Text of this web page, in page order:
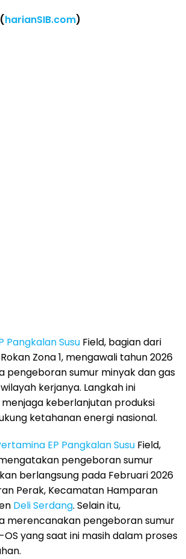
(harianSIB.com)
Pangkalan Susu Field, bagian dari
Zona 1, mengawali tahun 2026
pengeboran sumur minyak dan gas
kerjanya. Langkah ini
keberlanjutan produksi
ketahanan energi nasional.
EP Pangkalan Susu Field,
pengeboran sumur
berlangsung pada Februari 2026
Perak, Kecamatan Hamparan
Deli Serdang. Selain itu,
merencanakan pengeboran sumur
OS yang saat ini masih dalam proses